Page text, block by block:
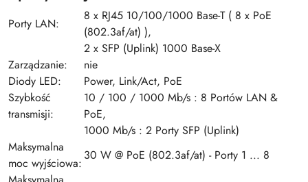
Porty LAN:
8 x RJ45 10/100/1000 Base-T ( 8 x PoE
(802.3af/at) ),
2 x SFP (Uplink) 1000 Base-X
Zarządzanie:
nie
Diody LED:
Power, Link/Act, PoE
Szybkość
transmisji:
10 / 100 / 1000 Mb/s : 8 Portów LAN &
PoE,
1000 Mb/s : 2 Porty SFP (Uplink)
Maksymalna
moc wyjściowa:
30 W @ PoE (802.3af/at) - Porty 1 ... 8